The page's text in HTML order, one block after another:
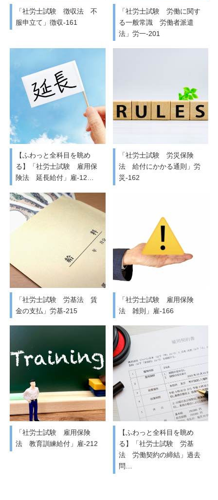
「社労士試験 徴収法 不
服申立て」徴収-161
「社労士試験 労働に関す
る一般常識 労働者派遣
法」労一-201
【ふわっと全科目を眺め
る】「社労士試験 雇用保
険法 延長給付」雇-12…
「社労士試験 労災保険
法 給付にかかる通則」労
災-162
「社労士試験 労基法 賃
金の支払」労基-215
「社労士試験 雇用保険
法 雑則」雇-166
「社労士試験 雇用保険
法 教育訓練給付」雇-212
【ふわっと全科目を眺め
る】「社労士試験 労基
法 労働契約の締結」過去
問…